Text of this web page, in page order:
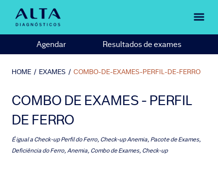
Agendar Resultados de exames
HOME / EXAMES / COMBO-DE-EXAMES-PERFIL-DE-FERRO
COMBO DE EXAMES - PERFIL
DE FERRO
É igual aCheck-up Perfil do Ferro, Check-up Anemia, Pacote de Exames,
Deficiência do Ferro, Anemia, Combo de Exames, Check-up